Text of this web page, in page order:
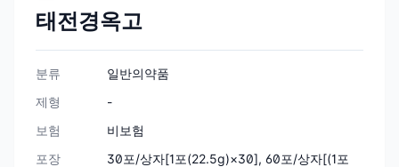
태전경옥고
분류
일반의약품
제형
-
보험
비보험
포장
30포/상자[1포(22.5g)×30], 60포/상자[(1포